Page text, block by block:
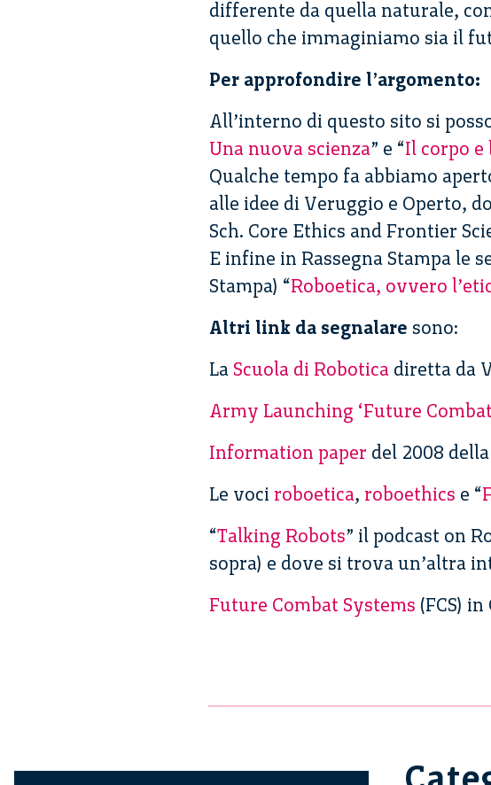
differente da quella naturale,
quello che immaginiamo sia il
Per approfondire l’argomento:
All’interno di questo sito si
Una nuova scienza” e “Il corpo e
Qualche tempo fa abbiamo
alle idee di Veruggio e Operto,
Sch. Core Ethics and Frontier
E infine in Rassegna Stampa le
Stampa) “Roboetica, ovvero
Altri link da segnalare sono:
La Scuola di Robotica diretta da
Army Launching ‘Future
Information paper del 2008
Le voci roboetica, roboethics e “
“Talking Robots” il podcast on
sopra) e dove si trova un’altra
Future Combat Systems (FCS)